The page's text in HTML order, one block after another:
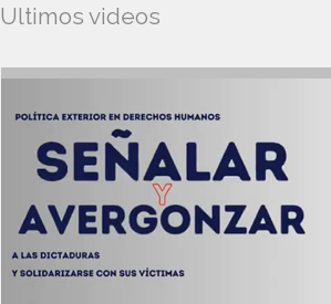
Ultimos videos